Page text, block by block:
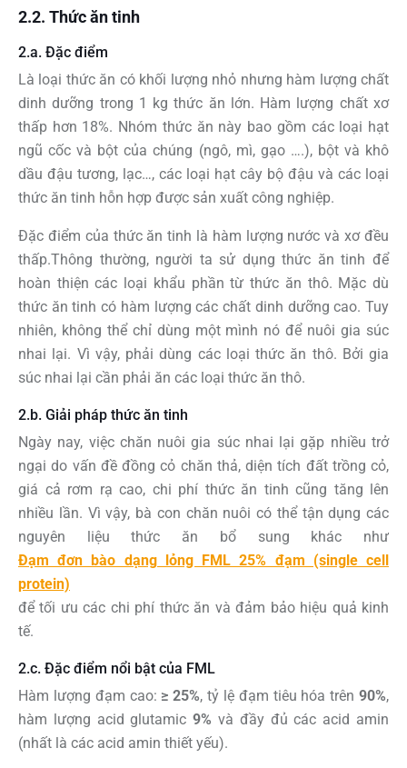
2.2. Thức ăn tinh
2.a. Đặc điểm
Là loại thức ăn có khối lượng nhỏ nhưng hàm lượng chất
dinh dưỡng trong 1 kg thức ăn lớn. Hàm lượng chất xơ
thấp hơn 18%. Nhóm thức ăn này bao gồm các loại hạt
ngũ cốc và bột của chúng (ngô, mì, gạo ….), bột và khô
dầu đậu tương, lạc…, các loại hạt cây bộ đậu và các loại
thức ăn tinh hỗn hợp được sản xuất công nghiệp.
Đặc điểm của thức ăn tinh là hàm lượng nước và xơ đều
thấp.Thông thường, người ta sử dụng thức ăn tinh để
hoàn thiện các loại khẩu phần từ thức ăn thô. Mặc dù
thức ăn tinh có hàm lượng các chất dinh dưỡng cao. Tuy
nhiên, không thể chỉ dùng một mình nó để nuôi gia súc
nhai lại. Vì vậy, phải dùng các loại thức ăn thô. Bởi gia
súc nhai lại cần phải ăn các loại thức ăn thô.
2.b. Giải pháp thức ăn tinh
Ngày nay, việc chăn nuôi gia súc nhai lại gặp nhiều trở
ngại do vấn đề đồng cỏ chăn thả, diện tích đất trồng cỏ,
giá cả rơm rạ cao, chi phí thức ăn tinh cũng tăng lên
nhiều lần. Vì vậy, bà con chăn nuôi có thể tận dụng các
nguyên liệu thức ăn bổ sung khác như
Đạm đơn bào dạng lỏng FML 25% đạm (single cell
protein)
để tối ưu các chi phí thức ăn và đảm bảo hiệu quả kinh
tế.
2.c. Đặc điểm nổi bật của FML
Hàm lượng đạm cao: ≥ 25%, tỷ lệ đạm tiêu hóa trên90%,
hàm lượng acid glutamic9% và đầy đủ các acid amin
(nhất là các acid amin thiết yếu).